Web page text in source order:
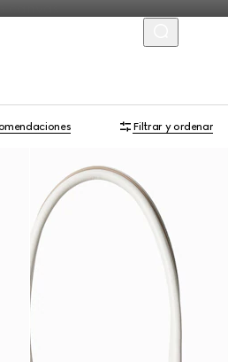
Filtrar y ordenar
Limited Edition